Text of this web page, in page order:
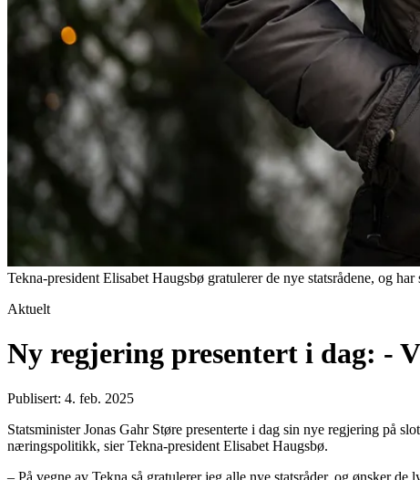
Tekna-president Elisabet Haugsbø gratulerer de nye statsrådene, og
Aktuelt
Ny regjering presentert i dag: -
Publisert: 4. feb. 2025
Statsminister Jonas Gahr Støre presenterte i dag sin nye regjering på
næringspolitikk, sier Tekna-president Elisabet Haugsbø.
– På vegne av Tekna så gratulerer jeg alle nye statsråder, og ønsker